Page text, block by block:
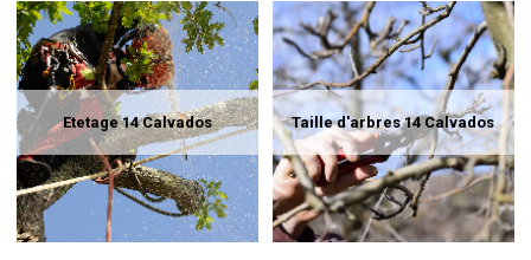
Etetage 14 Calvados Taille d'arbres 14 Calvados